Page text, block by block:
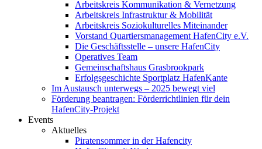
Arbeitskreis Kommunikation & Vernetzung
Arbeitskreis Infrastruktur & Mobilität
Arbeitskreis Soziokulturelles Miteinander
Vorstand Quartiersmanagement HafenCity e.V.
Die Geschäftsstelle – unsere HafenCity
Operatives Team
Gemeinschaftshaus Grasbrookpark
Erfolgsgeschichte Sportplatz HafenKante
Im Austausch unterwegs – 2025 bewegt viel
Förderung beantragen: Förderrichtlinien für dein
HafenCity-Projekt
Events
Aktuelles
Piratensommer in der Hafencity